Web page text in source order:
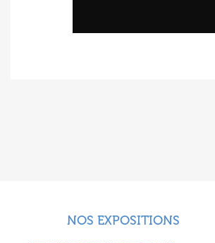
NOS EXPOSITIONS